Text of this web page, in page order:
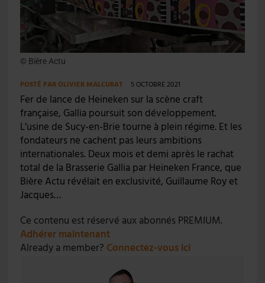
© Bière Actu
POSTÉ PAROLIVIER MALCURAT 5 OCTOBRE 2021
Fer de lance de Heineken sur la scène craft
française, Gallia poursuit son développement.
L’usine de Sucy-en-Brie tourne à plein régime. Et les
fondateurs ne cachent pas leurs ambitions
internationales. Deux mois et demi après le rachat
total de la Brasserie Gallia par Heineken France, que
Bière Actu révélait en exclusivité, Guillaume Roy et
Jacques…
Ce contenu est réservé aux abonnés PREMIUM.
Adhérer maintenant
Already a member? Connectez-vous ici